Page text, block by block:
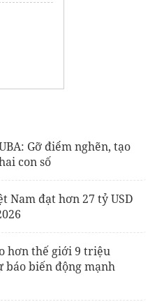
Gỡ điểm nghẽn, tạo
con số
Nam đạt hơn 27 tỷ USD
hơn thế giới 9 triệu
biến động mạnh